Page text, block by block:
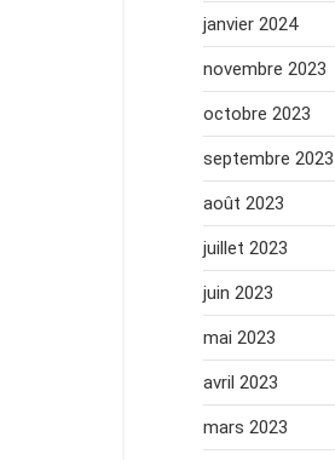
janvier 2024
novembre 2023
octobre 2023
septembre 2023
août 2023
juillet 2023
juin 2023
mai 2023
avril 2023
mars 2023